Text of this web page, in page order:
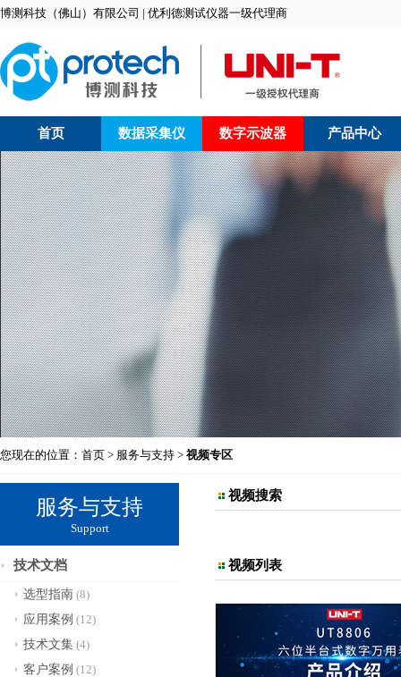
博测科技（佛山）有限公司 | 优利德测试仪器一级代理商
首页 数据采集仪 数字示波器 产品中心
您现在的位置： 首页 > 服务与支持 > 视频专区
服务与支持
Support
技术文档
选型指南 (8)
应用案例 (12)
技术文集 (4)
客户案例 (12)
视频搜索
视频列表